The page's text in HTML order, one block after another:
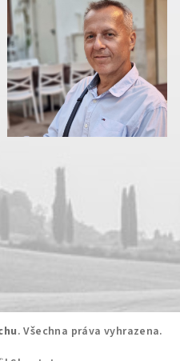
. Všechna práva vyhrazena.